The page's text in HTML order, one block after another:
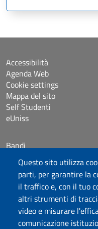
Questo sito utilizza
parti, per garantire la
il traffico e, con il tuo
altri strumenti di
video e misurare
comunicazione
Università degli Studi di
Accessibilità
Agenda Web
Cookie settings
Mappa del sito
Self Studenti
eUniss
Bandi
Posta elettronica
Protocollo
Seguici su